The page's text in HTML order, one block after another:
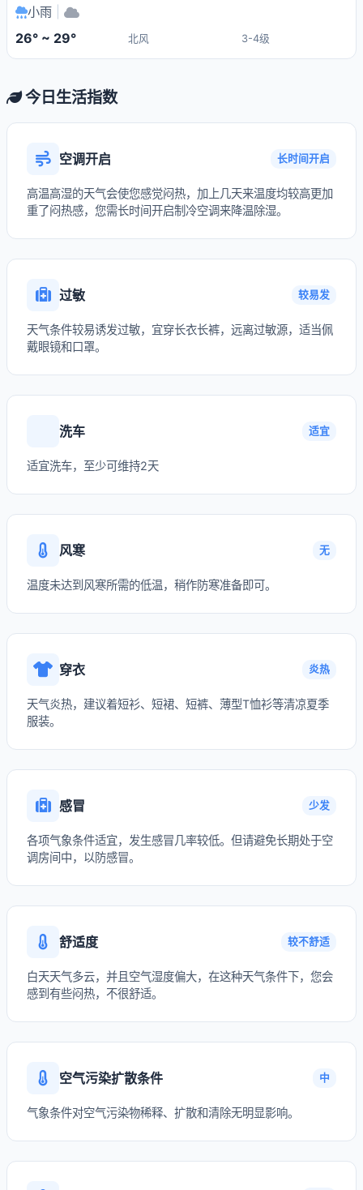
小雨
26° ~ 29° 北风 3-4级
今日生活指数
空调开启 长时间开启
高温高湿的天气会使您感觉闷热，加上几天来温度均较高更加
重了闷热感，您需长时间开启制冷空调来降温除湿。
过敏 较易发
天气条件较易诱发过敏，宜穿长衣长裤，远离过敏源，适当佩
戴眼镜和口罩。
洗车 适宜
适宜洗车，至少可维持2天
风寒 无
温度未达到风寒所需的低温，稍作防寒准备即可。
穿衣 炎热
天气炎热，建议着短衫、短裙、短裤、薄型T恤衫等清凉夏季
服装。
感冒 少发
各项气象条件适宜，发生感冒几率较低。但请避免长期处于空
调房间中，以防感冒。
舒适度 较不舒适
白天天气多云，并且空气湿度偏大，在这种天气条件下，您会
感到有些闷热，不很舒适。
空气污染扩散条件 中
气象条件对空气污染物稀释、扩散和清除无明显影响。